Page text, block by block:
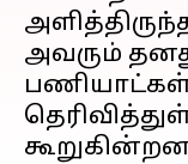
அவரும்